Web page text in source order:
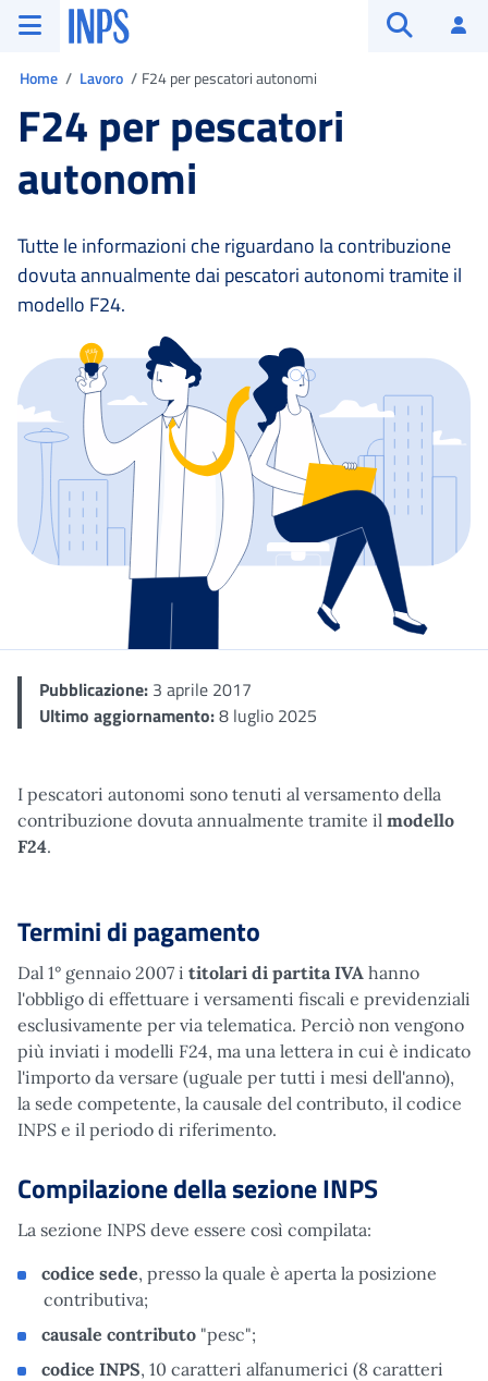
Vai al menu principale
Vai al contenuto principale
Vai al pie' di pagina
INPS ()
Home Lavoro F24 per pescatori autonomi
F24 per pescatori
autonomi
Tutte le informazioni che riguardano la contribuzione
dovuta annualmente dai pescatori autonomi tramite il
modello F24.
Dettaglio
Pubblicazione: 3 aprile 2017
Ultimo aggiornamento:8 luglio 2025
I pescatori autonomi sono tenuti al versamento della
contribuzione dovuta annualmente tramite il modello
F24.
Termini di pagamento
Dal 1° gennaio 2007 i titolari di partita IVA hanno
l'obbligo di effettuare i versamenti fiscali e previdenziali
esclusivamente per via telematica. Perciò non vengono
più inviati i modelli F24, ma una lettera in cui è indicato
l'importo da versare (uguale per tutti i mesi dell'anno),
la sede competente, la causale del contributo, il codice
INPS e il periodo di riferimento.
Compilazione della sezione INPS
La sezione INPS deve essere così compilata:
codice sede, presso la quale è aperta la posizione
contributiva;
causale contributo "pesc";
codice INPS, 10 caratteri alfanumerici (8 caratteri